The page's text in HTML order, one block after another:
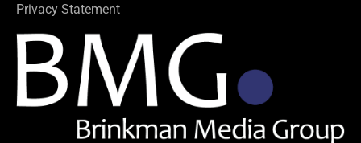
Privacy Statement